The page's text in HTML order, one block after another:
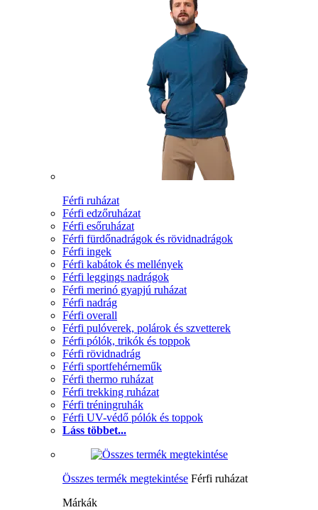
Férfi ruházat
Férfi edzőruházat
Férfi esőruházat
Férfi fürdőnadrágok és rövidnadrágok
Férfi ingek
Férfi kabátok és mellények
Férfi leggings nadrágok
Férfi merinó gyapjú ruházat
Férfi nadrág
Férfi overall
Férfi pulóverek, polárok és szvetterek
Férfi pólók, trikók és toppok
Férfi rövidnadrág
Férfi sportfehérneműk
Férfi thermo ruházat
Férfi trekking ruházat
Férfi tréningruhák
Férfi UV-védő pólók és toppok
Láss többet...
Összes termék megtekintése Férfi ruházat
Márkák